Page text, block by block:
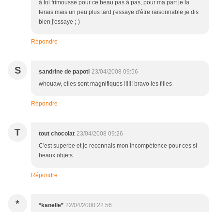
à toi frimousse pour ce beau pas à pas, pour ma part je la
ferais mais un peu plus tard j'essaye d'être raisonnable je dis
bien j'essaye ;-)
Répondre
S sandrine de papoti 23/04/2008 09:56
whouaw, elles sont magnifiques !!!!!! bravo les filles
Répondre
T tout chocolat 23/04/2008 09:26
C'est superbe et je reconnais mon incompétence pour ces si
beaux objets.
Répondre
* *kanelle* 22/04/2008 22:56